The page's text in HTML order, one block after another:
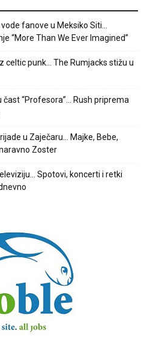
fanove u Meksiko Siti…
“More Than We Ever Imagined”
celtic punk… The Rumjacks stižu u
čast “Profesora”… Rush priprema
u Zaječaru… Majke, Bebe,
Zoster
Spotovi, koncerti i retki